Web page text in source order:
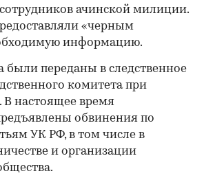
ачинской милиции.
«черным
информацию.
были переданы в следственное
комитета при
В настоящее время
обвинения по
УК РФ, в том числе в
и организации